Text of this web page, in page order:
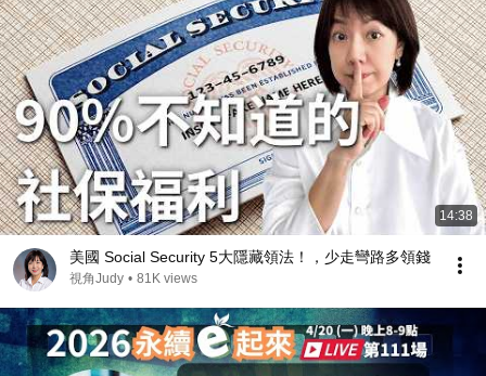
14:38
美國 Social Security 5大隱藏領法！，少走彎路多領錢
視角Judy • 81K views